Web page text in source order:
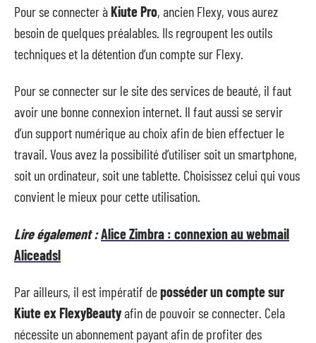
Pour se connecter àKiute Pro, ancien Flexy, vous aurez
besoin de quelques préalables. Ils regroupent les outils
techniques et la détention d’un compte sur Flexy.
Pour se connecter sur le site des services de beauté, il faut
avoir une bonne connexion internet. Il faut aussi se servir
d’un support numérique au choix afin de bien effectuer le
travail. Vous avez la possibilité d’utiliser soit un smartphone,
soit un ordinateur, soit une tablette. Choisissez celui qui vous
convient le mieux pour cette utilisation.
Lire également :Alice Zimbra : connexion au webmail
Aliceadsl
Par ailleurs, il est impératif deposséder un compte sur
Kiute ex FlexyBeautyafin de pouvoir se connecter. Cela
nécessite un abonnement payant afin de profiter des